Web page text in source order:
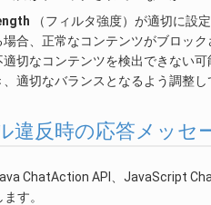
（フィルタ強度）が適切に設
合、正常なコンテンツがブロッ
切なコンテンツを検出できない
適切なバランスとなるよう調整し
違反時の応答メッセ
ChatAction API、JavaScript
す。